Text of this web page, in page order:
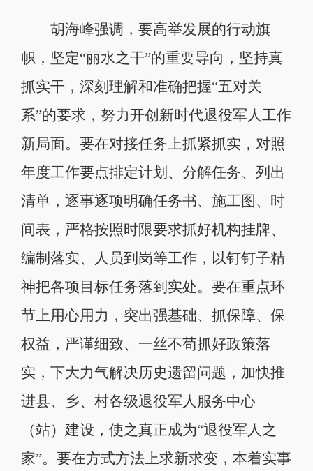
胡海峰强调，要高举发展的行动旗
帜，坚定“丽水之干”的重要导向，坚持真
抓实干，深刻理解和准确把握“五对关
系”的要求，努力开创新时代退役军人工作
新局面。要在对接任务上抓紧抓实，对照
年度工作要点排定计划、分解任务、列出
清单，逐事逐项明确任务书、施工图、时
间表，严格按照时限要求抓好机构挂牌、
编制落实、人员到岗等工作，以钉钉子精
神把各项目标任务落到实处。要在重点环
节上用心用力，突出强基础、抓保障、保
权益，严谨细致、一丝不苟抓好政策落
实，下大力气解决历史遗留问题，加快推
进县、乡、村各级退役军人服务中心
（站）建设，使之真正成为“退役军人之
家”。要在方式方法上求新求变，本着实事